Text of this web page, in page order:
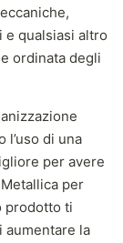
e qualsiasi altro
ordinata degli
l’uso di una
per avere
per
prodotto ti
aumentare la